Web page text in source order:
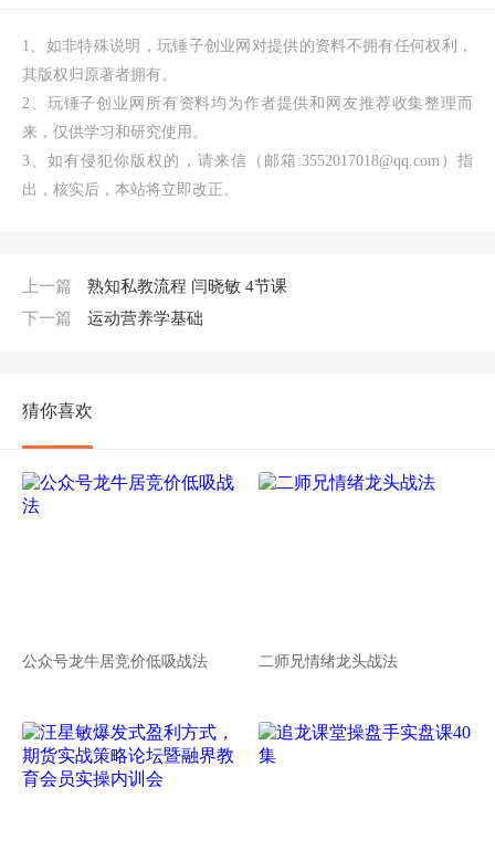
1、如非特殊说明，玩锤子创业网对提供的资料不拥有任何权利，
其版权归原著者拥有。
2、玩锤子创业网所有资料均为作者提供和网友推荐收集整理而
来，仅供学习和研究使用。
3、如有侵犯你版权的，请来信（邮箱:3552017018@qq.com）指
出，核实后，本站将立即改正。
上一篇
熟知私教流程 闫晓敏 4节课
下一篇
运动营养学基础
猜你喜欢
公众号龙牛居竞价低吸战法 二师兄情绪龙头战法